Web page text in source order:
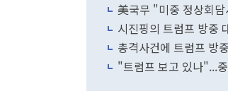
美국무 "미중 정상회
시진핑의 트럼프 방중
총격사건에 트럼프 방
"트럼프 보고 있나"...